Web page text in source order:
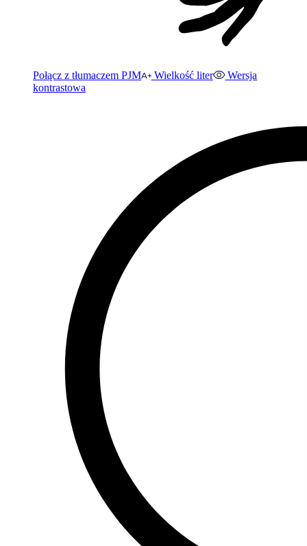
Połącz z tłumaczem PJM Wielkość liter
Wersja
kontrastowa